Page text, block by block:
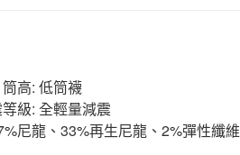
筒高: 低筒襪
級: 全輕量減震
尼龍、33%再生尼龍、2%彈性纖維